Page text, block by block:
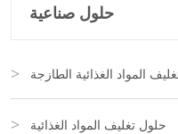
حلول صناعية
المواد الغذائية الطازجة
حلول تغليف المواد الغذائية